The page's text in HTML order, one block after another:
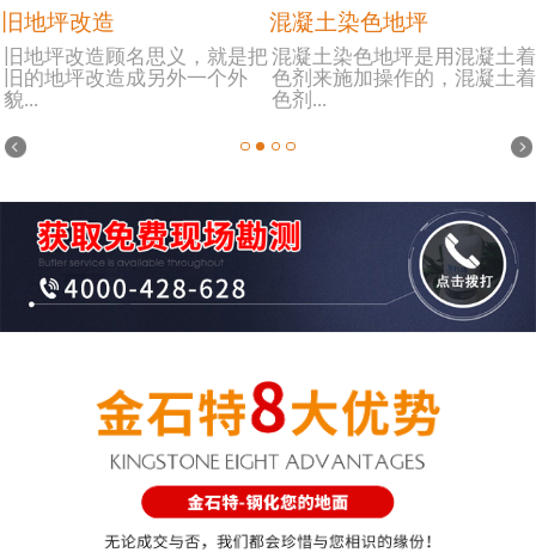
旧地坪改造
旧地坪改造顾名思义，就是把
旧的地坪改造成另外一个外
貌...
混凝土染色地坪
混凝土染色地坪是用混凝土着
色剂来施加操作的，混凝土着
色剂...